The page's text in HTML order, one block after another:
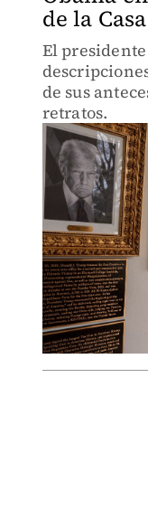
de la
El
de sus
retratos.